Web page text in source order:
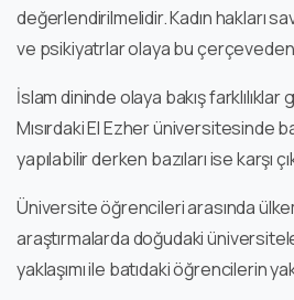
değerlendirilmelidir. Kadın hakları
ve psikiyatrlar olaya bu
İslam dininde olaya bakış
Mısırdaki El Ezher üniversitesinde
yapılabilir derken bazıları ise karşı
Üniversite öğrencileri arasında
araştırmalarda doğudaki
yaklaşımı ile batıdaki öğrencilerin